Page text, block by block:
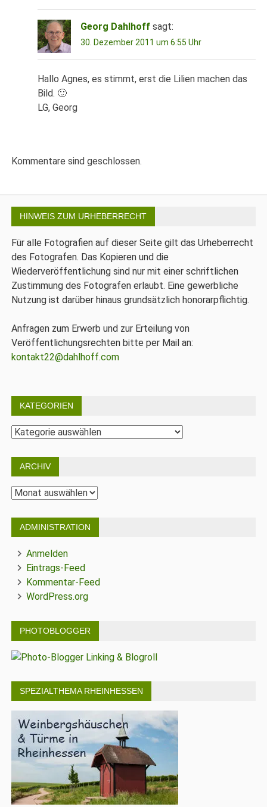
Georg Dahlhoff sagt:
30. Dezember 2011 um 6:55 Uhr
Hallo Agnes, es stimmt, erst die Lilien machen das
Bild. 🙂
LG, Georg
Kommentare sind geschlossen.
HINWEIS ZUM URHEBERRECHT
Für alle Fotografien auf dieser Seite gilt das Urheberrecht
des Fotografen. Das Kopieren und die
Wiederveröffentlichung sind nur mit einer schriftlichen
Zustimmung des Fotografen erlaubt. Eine gewerbliche
Nutzung ist darüber hinaus grundsätzlich honorarpflichtig.
Anfragen zum Erwerb und zur Erteilung von
Veröffentlichungsrechten bitte per Mail an:
kontakt22@dahlhoff.com
KATEGORIEN
Kategorien
ARCHIV
Archiv
ADMINISTRATION
Anmelden
Eintrags-Feed
Kommentar-Feed
WordPress.org
PHOTOBLOGGER
SPEZIALTHEMA RHEINHESSEN